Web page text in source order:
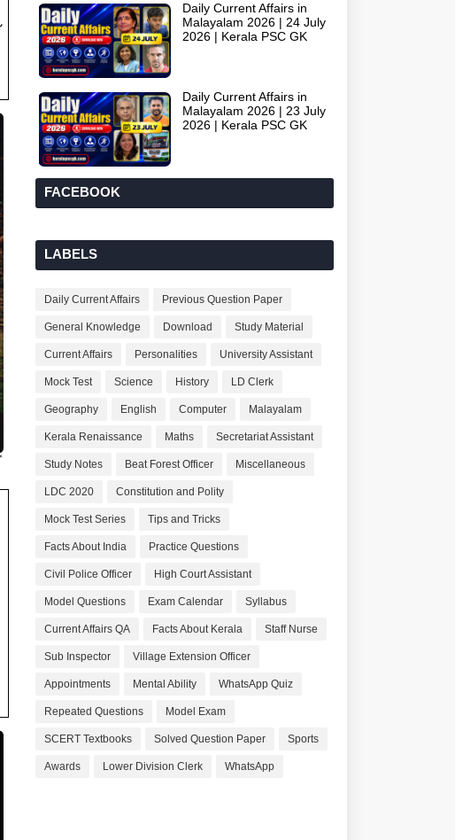
Daily Current Affairs in
Malayalam 2026 | 24 July
2026 | Kerala PSC GK
Daily Current Affairs in
Malayalam 2026 | 23 July
2026 | Kerala PSC GK
FACEBOOK
LABELS
Daily Current Affairs Previous Question Paper
General Knowledge Download Study Material
Current Affairs Personalities University Assistant
Mock Test Science History LD Clerk
Geography English Computer Malayalam
Kerala Renaissance Maths Secretariat Assistant
Study Notes Beat Forest Officer Miscellaneous
LDC 2020 Constitution and Polity
Mock Test Series Tips and Tricks
Facts About India Practice Questions
Civil Police Officer High Court Assistant
Model Questions Exam Calendar Syllabus
Current Affairs QA Facts About Kerala Staff Nurse
Sub Inspector Village Extension Officer
Appointments Mental Ability WhatsApp Quiz
Repeated Questions Model Exam
SCERT Textbooks Solved Question Paper Sports
Awards Lower Division Clerk WhatsApp